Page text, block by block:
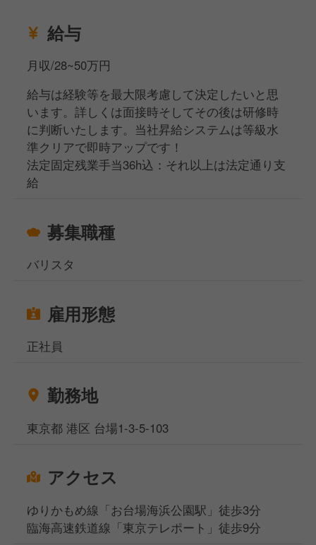
給与
月収/28~50万円
給与は経験等を最大限考慮して決定したいと思
います。詳しくは面接時そしてその後は研修時
に判断いたします。当社昇給システムは等級水
準クリアで即時アップです！
法定固定残業手当36h込：それ以上は法定通り支
給
募集職種
バリスタ
雇用形態
正社員
勤務地
東京都 港区 台場1-3-5-103
アクセス
ゆりかもめ線「お台場海浜公園駅」徒歩3分
臨海高速鉄道線「東京テレポート」徒歩9分